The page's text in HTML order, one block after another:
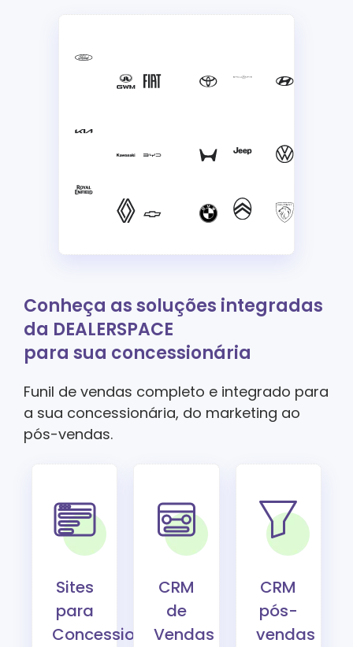
Funil de vendas completo e integrado para
a sua concessionária, do marketing ao
pós-vendas.
Conheça as soluções integradas
da DEALERSPACE
para sua concessionária
Sites
para
Concessionárias
CRM
de
Vendas
CRM
pós-
vendas